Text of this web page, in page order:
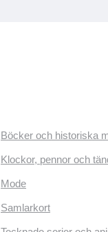
Böcker och historiska
Klockor, pennor och
Mode
Samlarkort